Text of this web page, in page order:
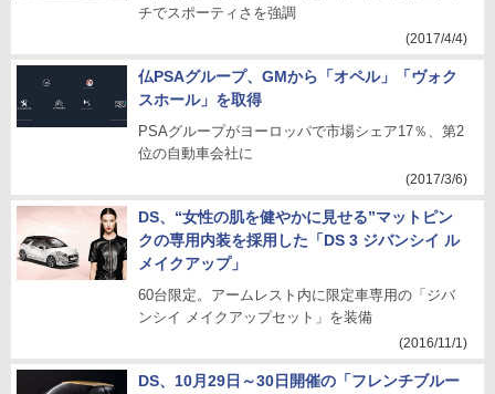
チでスポーティさを強調
(2017/4/4)
仏PSAグループ、GMから「オペル」「ヴォク
スホール」を取得
PSAグループがヨーロッパで市場シェア17％、第2
位の自動車会社に
(2017/3/6)
DS、“女性の肌を健やかに見せる”マットピン
クの専用内装を採用した「DS 3 ジバンシイ ル
メイクアップ」
60台限定。アームレスト内に限定車専用の「ジバ
ンシイ メイクアップセット」を装備
(2016/11/1)
DS、10月29日～30日開催の「フレンチブルー